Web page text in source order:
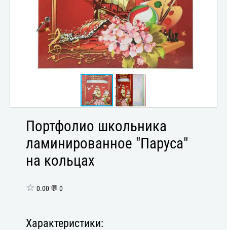
Портфолио школьника
ламинированное "Паруса"
на кольцах
☆ 0.00 💬 0
Характеристики: